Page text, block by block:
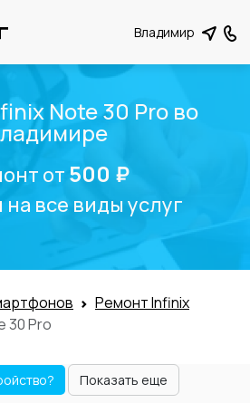
Владимир
Note 30 Pro во
от 500 ₽
на все виды услуг
Ремонт Infinix
30 Pro
Показать еще